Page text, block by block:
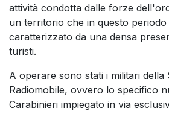
attività condotta dalle forze
un territorio che in questo
caratterizzato da una densa
turisti.
A operare sono stati i militari della
Radiomobile, ovvero lo specifico
Carabinieri impiegato in via